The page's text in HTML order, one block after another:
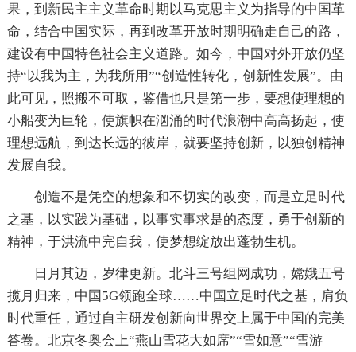
果，到新民主主义革命时期以马克思主义为指导的中国革
命，结合中国实际，再到改革开放时期明确走自己的路，
建设有中国特色社会主义道路。如今，中国对外开放仍坚
持“以我为主，为我所用”“创造性转化，创新性发展”。由
此可见，照搬不可取，鉴借也只是第一步，要想使理想的
小船变为巨轮，使旗帜在汹涌的时代浪潮中高高扬起，使
理想远航，到达长远的彼岸，就要坚持创新，以独创精神
发展自我。
创造不是凭空的想象和不切实的改变，而是立足时代
之基，以实践为基础，以事实事求是的态度，勇于创新的
精神，于洪流中完自我，使梦想绽放出蓬勃生机。
日月其迈，岁律更新。北斗三号组网成功，嫦娥五号
揽月归来，中国5G领跑全球……中国立足时代之基，肩负
时代重任，通过自主研发创新向世界交上属于中国的完美
答卷。北京冬奥会上“燕山雪花大如席”“雪如意”“雪游